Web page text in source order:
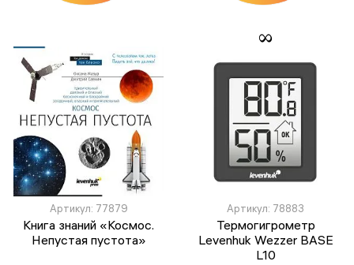
Артикул: 77879
Книга знаний «Космос.
Непустая пустота»
Артикул: 78883
Термогигрометр
Levenhuk Wezzer BASE
L10